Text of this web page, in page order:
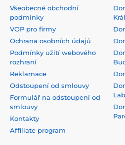
Všeobecné obchodní
podmínky
VOP pro firmy
Ochrana osobních údajů
Podmínky užití webového
rozhraní
Reklamace
Odstoupení od smlouvy
Formulář na odstoupení od
smlouvy
Kontakty
Affiliate program